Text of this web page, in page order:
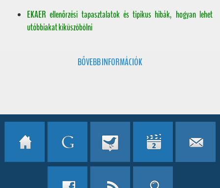
EKAER ellenőrzési tapasztalatok és tipikus hibák, hogyan lehet
utóbbiakat kiküszöbölni
BŐVEBB INFORMÁCIÓK